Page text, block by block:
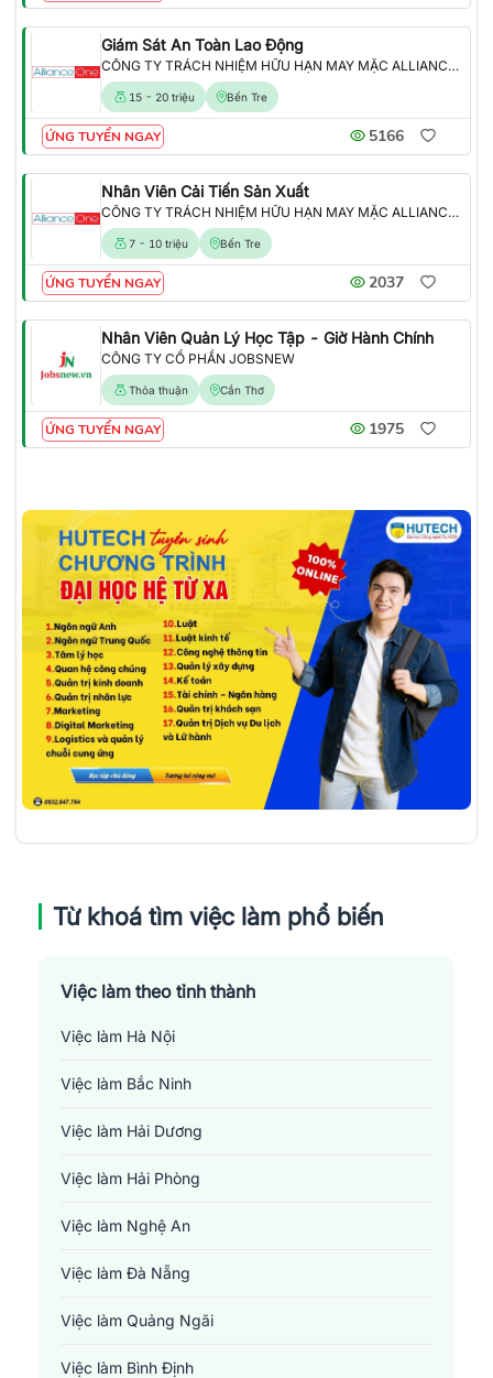
Giám Sát An Toàn Lao Động
CÔNG TY TRÁCH NHIỆM HỮU HẠN MAY MẶC ALLIANCE ONE
15 - 20 triệu Bến Tre
ỨNG TUYỂN NGAY 5166
Nhân Viên Cải Tiến Sản Xuất
CÔNG TY TRÁCH NHIỆM HỮU HẠN MAY MẶC ALLIANCE ONE
7 - 10 triệu Bến Tre
ỨNG TUYỂN NGAY 2037
Nhân Viên Quản Lý Học Tập - Giờ Hành Chính
CÔNG TY CỔ PHẦN JOBSNEW
Thỏa thuận Cần Thơ
ỨNG TUYỂN NGAY 1975
Từ khoá tìm việc làm phổ biến
Việc làm theo tỉnh thành
Việc làm Hà Nội
Việc làm Bắc Ninh
Việc làm Hải Dương
Việc làm Hải Phòng
Việc làm Nghệ An
Việc làm Đà Nẵng
Việc làm Quảng Ngãi
Việc làm Bình Định